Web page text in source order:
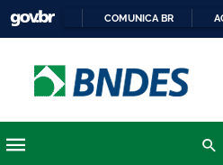
COMUNICA BR